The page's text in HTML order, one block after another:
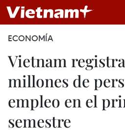
ECONOMÍA
Vietnam
millones de
empleo en el
semestre